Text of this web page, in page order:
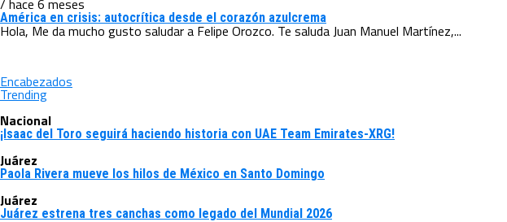
/ hace 6 meses
América en crisis: autocrítica desde el corazón azulcrema
Hola, Me da mucho gusto saludar a Felipe Orozco. Te saluda Juan Manuel Martínez,...
Encabezados
Trending
Nacional
¡Isaac del Toro seguirá haciendo historia con UAE Team Emirates-XRG!
Juárez
Paola Rivera mueve los hilos de México en Santo Domingo
Juárez
Juárez estrena tres canchas como legado del Mundial 2026